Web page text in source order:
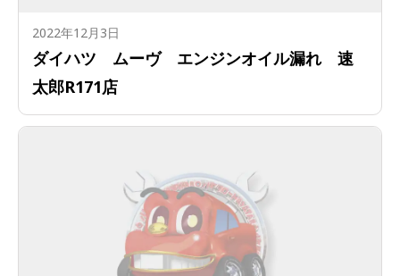
2022年12月3日
ダイハツ ムーヴ エンジンオイル漏れ 速
太郎R171店